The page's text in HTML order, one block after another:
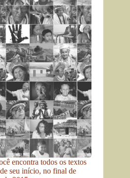
encontra todos os textos
seu início, no final de